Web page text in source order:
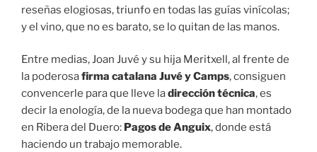
reseñas elogiosas, triunfo en todas las guías vinícolas;
y el vino, que no es barato, se lo quitan de las manos.
Entre medias, Joan Juvé y su hija Meritxell, al frente de
la poderosafirma catalana Juvé y Camps, consiguen
convencerle para que lleve ladirección técnica, es
decir la enología, de la nueva bodega que han montado
en Ribera del Duero: Pagos de Anguix, donde está
haciendo un trabajo memorable.